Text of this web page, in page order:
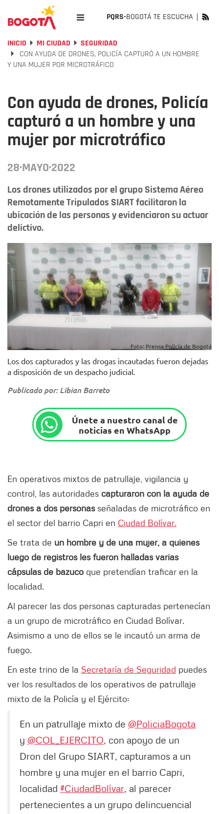
PQRS-BOGOTÁ TE ESCUCHA
INICIO MI CIUDAD
SEGURIDAD
CON AYUDA DE DRONES, POLICÍA CAPTURÓ A UN HOMBRE
Y UNA MUJER POR MICROTRÁFICO
Con ayuda de drones, Policía
capturó a un hombre y una
mujer por microtráfico
28·MAYO·2022
Los drones utilizados por el grupo Sistema Aéreo
Remotamente Tripulados SIART facilitaron la
ubicación de las personas y evidenciaron su actuar
delictivo.
Foto: Prensa Policía de Bogotá
Los dos capturados y las drogas incautadas fueron dejadas
a disposición de un despacho judicial.
Publicado por: Libian Barreto
Únete a nuestro canal de
noticias en WhatsApp
En operativos mixtos de patrullaje, vigilancia y
control, las autoridades capturaron con la ayuda de
drones a dos personasseñaladas de microtráfico en
el sector del barrio Capri en Ciudad Bolívar.
Se trata de un hombre y de una mujer, a quienes
luego de registros les fueron halladas varias
cápsulas de bazuco que pretendían traficar en la
localidad.
Al parecer las dos personas capturadas pertenecían
a un grupo de microtráfico en Ciudad Bolívar.
Asimismo a uno de ellos se le incautó un arma de
fuego.
En este trino de la Secretaría de Seguridad puedes
ver los resultados de los operativos de patrullaje
mixto de la Policía y el Ejército:
En un patrullaje mixto de @PoliciaBogota
y @COL_EJERCITO, con apoyo de un
Dron del Grupo SIART, capturamos a un
hombre y una mujer en el barrio Capri,
localidad #CiudadBolívar, al parecer
pertenecientes a un grupo delincuencial